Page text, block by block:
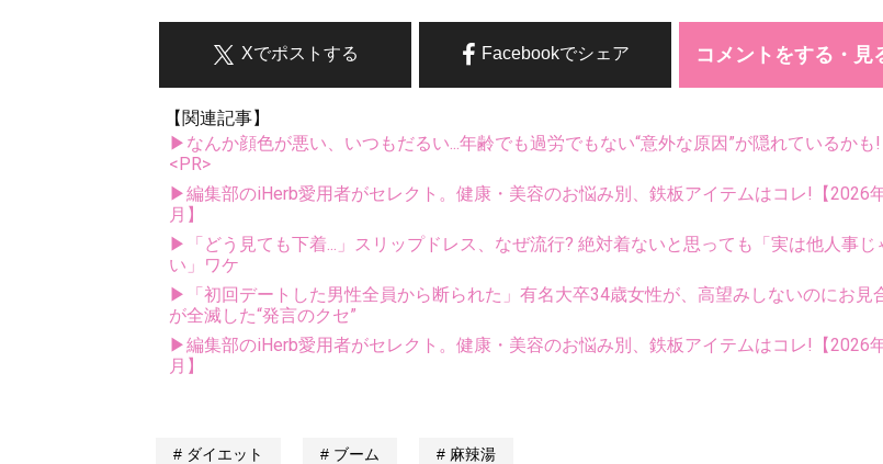
コメントをする・見
Facebookでシェア
Xでポストする
【関連記事】
▶なんか顔色が悪い、いつもだるい...年齢でも過労でもない“意外な原因”が隠れているかも!
<PR>
▶編集部のiHerb愛用者がセレクト。健康・美容のお悩み別、鉄板アイテムはコレ!【2026
月】
▶「どう見ても下着...」スリップドレス、なぜ流行? 絶対着ないと思っても「実は他人事じ
い」ワケ
▶「初回デートした男性全員から断られた」有名大卒34歳女性が、高望みしないのにお見
が全滅した“発言のクセ”
▶編集部のiHerb愛用者がセレクト。健康・美容のお悩み別、鉄板アイテムはコレ!【2026
月】
ダイエット ブーム 麻辣湯